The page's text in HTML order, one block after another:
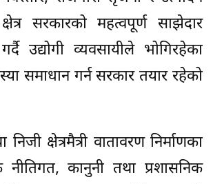
सरकारको महत्वपूर्ण साझेदार
उद्योगी व्यवसायीले भोगिरहेका
समाधान गर्न सरकार तयार रहेको
क्षेत्रमैत्री वातावरण निर्माणका
कानुनी तथा प्रशासनिक